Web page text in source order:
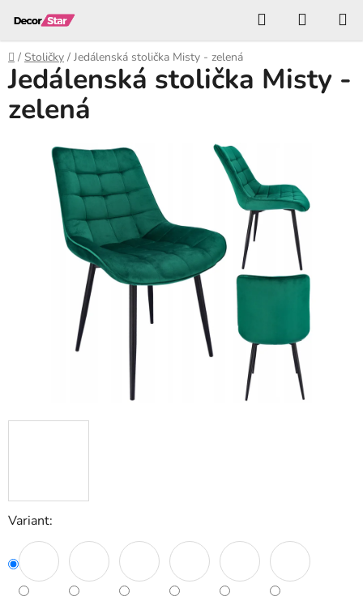
obsah
Hľadať
KOŠÍK
Domov
/ Stoličky / Jedálenská stolička Misty - zelená
Variant:
Jedálenská stolička Misty -
zelená